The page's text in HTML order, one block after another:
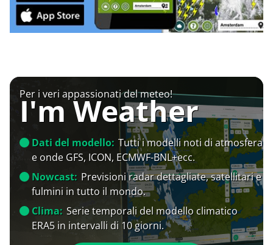
Per i veri appassionati del meteo!
I'm Weather
Dati del modello: Tutti i modelli noti di atmosfera
e onde GFS, ICON, ECMWF-BNL+ecc.
Nowcast: Previsioni radar dettagliate, satellitari e
fulmini in tutto il mondo.
Clima: Serie temporali del modello climatico
ERA5 in intervalli di 10 giorni.